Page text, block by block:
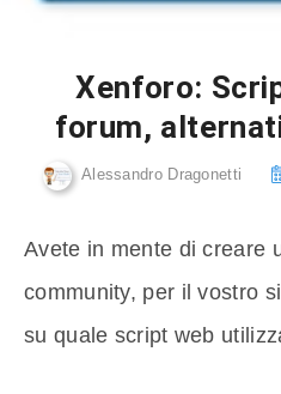
Xenforo:
forum,
Alessandro Dragonetti
Avete in mente di creare
community, per il vostro
su quale script web